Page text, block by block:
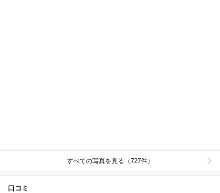
すべての写真を見る（727件）
口コミ